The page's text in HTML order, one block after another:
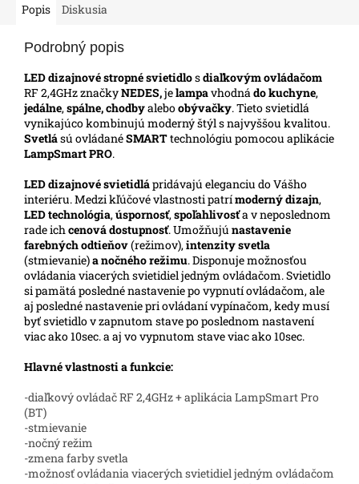
Popis Diskusia
Podrobný popis
LED dizajnové stropné svietidlosdiaľkovým ovládačom
RF 2,4GHz značkyNEDES,jelampavhodnádo kuchyne,
jedálne,spálne, chodbyaleboobývačky.Tieto svietidlá
vynikajúco kombinujú moderný štýl s najvyššou kvalitou.
Svetlású ovládanéSMARTtechnológiu pomocou aplikácie
LampSmart PRO.
LEDdizajnové svietidlápridávajú eleganciu do Vášho
interiéru.Medzi kľúčové vlastnosti patrímoderný dizajn,
LED technológia,úspornosť,spoľahlivosťa v neposlednom
rade ichcenová dostupnosť. Umožňujú nastavenie
farebných odtieňov(režimov),intenzity svetla
(stmievanie)a nočného režimu. Disponuje možnosťou
ovládania viacerých svietidiel jedným ovládačom. Svietidlo
si pamätá posledné nastavenie po vypnutí ovládačom, ale
aj posledné nastavenie pri ovládaní vypínačom, kedy musí
byť svietidlo v zapnutom stave po poslednom nastavení
viac ako 10sec. a aj vo vypnutom stave viac ako 10sec.
Hlavné vlastnosti a funkcie:
-diaľkový ovládač RF 2,4GHz + aplikácia LampSmart Pro
(BT)
-stmievanie
-nočný režim
-zmena farby svetla
-možnosť ovládania viacerých svietidiel jedným ovládačom